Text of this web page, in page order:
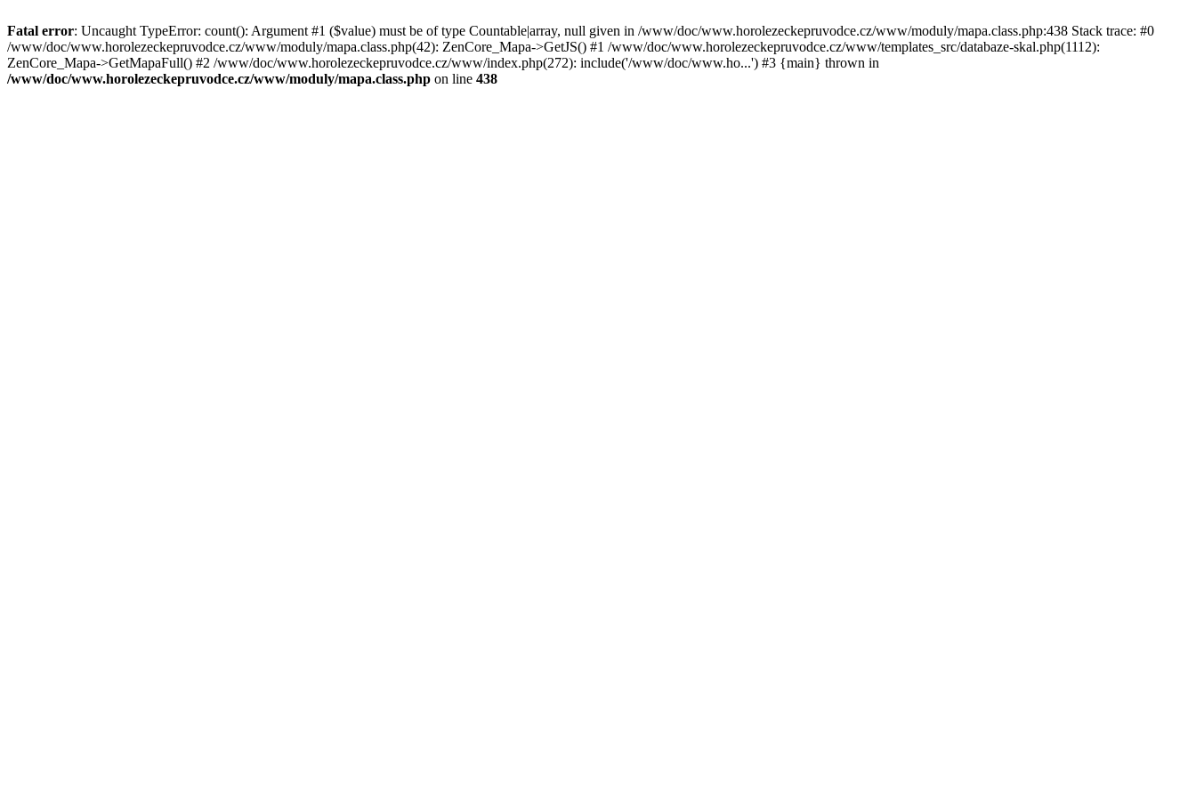
Fatal error: Uncaught TypeError: count(): Argument #1 ($value) must be of type Countable|array, null given in /www/doc/www.horolezeckepruvodce.cz/www/moduly/mapa.class.php:438 Stack trace: #0
/www/doc/www.horolezeckepruvodce.cz/www/moduly/mapa.class.php(42): ZenCore_Mapa->GetJS() #1 /www/doc/www.horolezeckepruvodce.cz/www/templates_src/databaze-skal.php(1112):
ZenCore_Mapa->GetMapaFull() #2 /www/doc/www.horolezeckepruvodce.cz/www/index.php(272): include('/www/doc/www.ho...') #3 {main} thrown in
/www/doc/www.horolezeckepruvodce.cz/www/moduly/mapa.class.php on line 438